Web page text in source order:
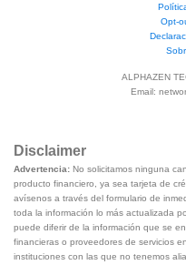
Opt-
ALPHAZEN
Email:
Disclaimer
Advertencia: No solicitamos ninguna
producto financiero, ya sea tarjeta de
avísenos a través del formulario de
toda la información lo más actualizada
puede diferir de la información que se
financieras o proveedores de servicios
instituciones con las que no tenemos